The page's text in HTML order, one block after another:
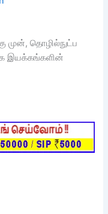
முன், தொழில்நுட்ப
இயக்கங்களின்